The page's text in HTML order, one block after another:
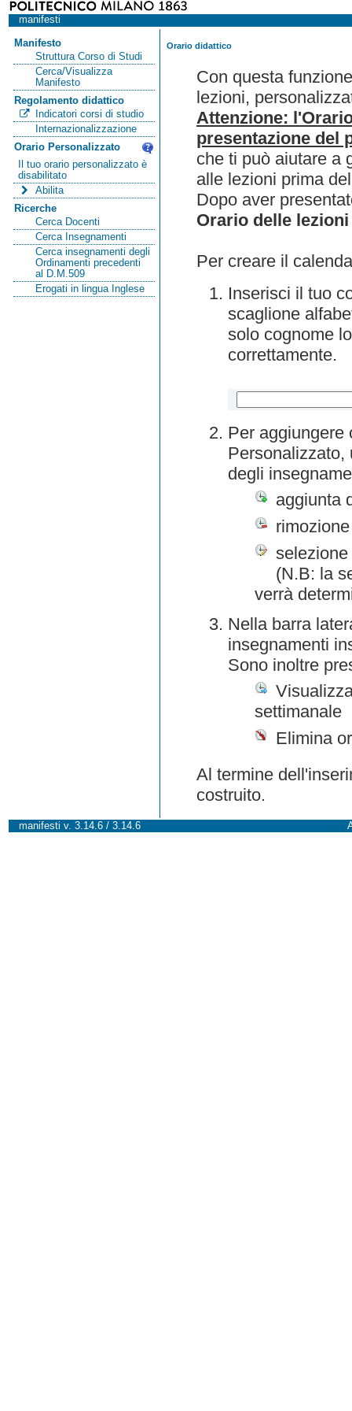
manifesti
Manifesto
Struttura Corso di Studi
Cerca/Visualizza
Manifesto
Regolamento didattico
Indicatori corsi di studio
Internazionalizzazione
Orario Personalizzato
Il tuo orario personalizzato è
disabilitato
Abilita
Ricerche
Cerca Docenti
Cerca Insegnamenti
Cerca insegnamenti degli
Ordinamenti precedenti
al D.M.509
Erogati in lingua Inglese
Orario didattico
Con questa
lezioni,
Attenzione:
presentazione del
che ti può aiutare a
alle lezioni prima
Dopo aver
Orario delle lezioni
Per creare il
Inserisci il tuo
scaglione
solo cognome
correttamente.
Per aggiungere
Personalizzato,
degli
aggiunta
(N.B: la
verrà
Nella barra
insegnamenti
Sono inoltre
settimanale
Elimina
Al termine
costruito.
manifesti v. 3.14.6 / 3.14.6